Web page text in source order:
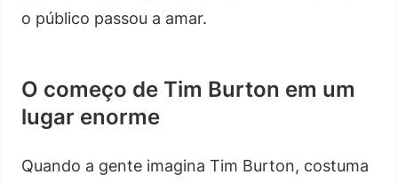
o público passou a amar.
O começo de Tim Burton em um
lugar enorme
Quando a gente imagina Tim Burton, costuma